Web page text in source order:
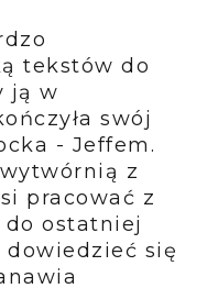
tekstów do
ją w
swój
- Jeffem.
z
pracować z
ostatniej
dowiedzieć się